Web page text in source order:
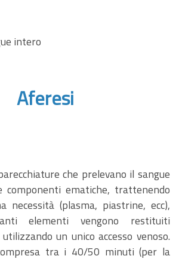
Aferesi
che prelevano il sangue
componenti ematiche, trattenendo
necessità (plasma, piastrine, ecc),
elementi vengono restituiti
un unico accesso venoso.
tra i 40/50 minuti (per la